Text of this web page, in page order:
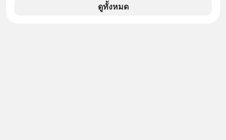
ป๊าผมเห็นโปสเตอร์หนังเรื่องนี้หลาย
ดูทั้งหมด